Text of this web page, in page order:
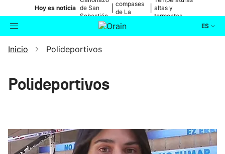
Hoy es noticia de San
Sebastián
compases
de La
altas y
tormentas
ES
Buscador Actualidad
Ikusmiran
Inicio Polideportivos
Polideportivos